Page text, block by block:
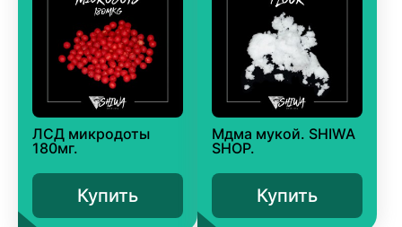
ЛСД микродоты
180мг.
Купить
Мдма мукой. SHIWA
SHOP.
Купить